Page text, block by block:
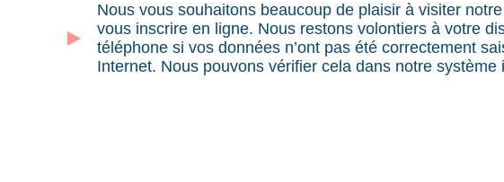
Nous vous souhaitons beaucoup de plaisir à visiter
vous inscrire en ligne. Nous restons volontiers à votre
téléphone si vos données n’ont pas été correctement
Internet. Nous pouvons vérifier cela dans notre système